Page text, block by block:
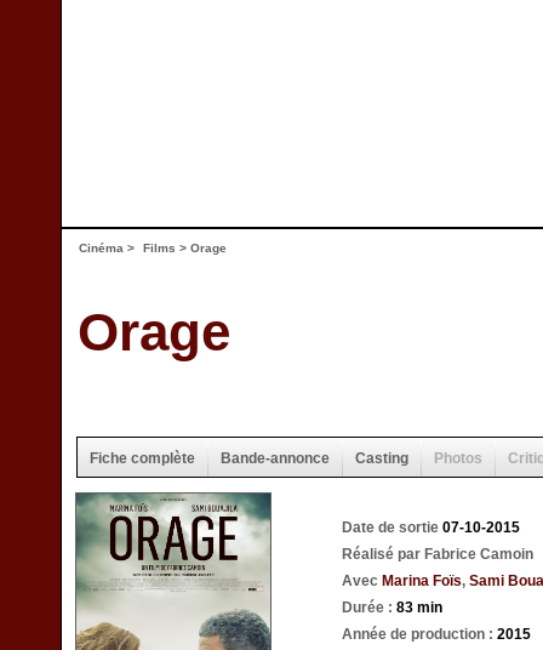
Cinéma > Films > Orage
Orage
Fiche complète Bande-annonce Casting Photos
Date de sortie 07-10-2015
Réalisé par Fabrice Camoin
Avec Marina Foïs, Sami
Durée : 83 min
Année de production : 2015